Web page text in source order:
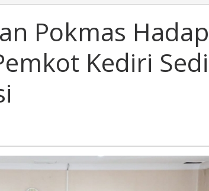
Pokmas
Kediri